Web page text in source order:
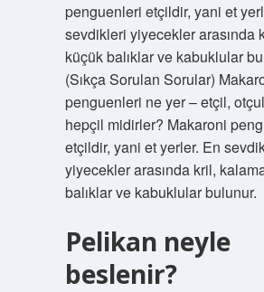
penguenleri etçildir, yani et
sevdikleri yiyecekler arasında
küçük balıklar ve kabuklular
(Sıkça Sorulan Sorular)
penguenleri ne yer – etçil,
hepçil midirler? Makaroni
etçildir, yani et yerler. En
yiyecekler arasında kril,
balıklar ve kabuklular bulunur.
Pelikan neyle
beslenir?